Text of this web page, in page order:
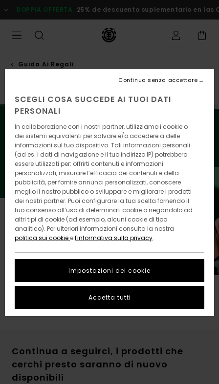
alla
selezione
griglie
DOPPIA OFFERTA 25% de descuento suplementario en las
Guida Ai Regali
ispirare dalla nostra selezione di attrezzatura,
abbigliamento e accessori e regala il meglio di Element
ai tuoi cari.
I nostro regali preferiti Pacchetto Natalizio
Continua a seguirci, i prodotti che
cerchi presto saranno di nuovo
disponibili
SCEGLI COSA SUCCEDE AI TUOI DATI
PERSONALI
In collaborazione con i nostri partner, utilizziamo i cookie o
dei sistemi equivalenti per salvare e/o accedere a delle
informazioni sul tuo dispositivo. Tali informazioni personali
(ad es. i dati di navigazione e il tuo indirizzo IP) potrebbero
essere utilizzati per: offrirti contenuti e informazioni
personalizzati, misurare l’efficacia dei contenuti e della
pubblicità, per fornire annunci personalizzati, conoscere
meglio il nostro pubblico o sviluppare e migliorare i prodotti
dei nostri partner. Puoi configurare la tua scelta fornendo il
tuo consenso all’uso di determinati cookie o negandolo ad
altri tipi di cookie (ad esempio, alcuni cookie di tipo
analitico). Per ulteriori informazioni consulta la nostra
politica sui cookie el'informativa sulla privacy.
Impostazioni dei cookie
Continua senza accettare
Accetta tutti